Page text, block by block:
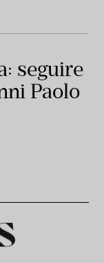
seguire
Paolo